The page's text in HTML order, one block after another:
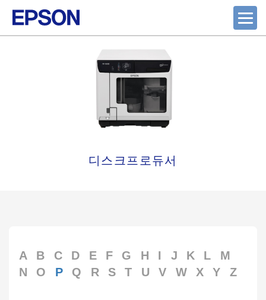
디스크프로듀서
A B C D E F G H I J K L
M
N
O P Q R S T U V W X Y Z